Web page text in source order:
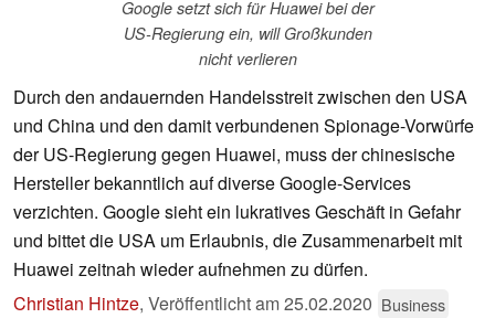
Google setzt sich für Huawei bei der
US-Regierung ein, will Großkunden
nicht verlieren
Durch den andauernden Handelsstreit zwischen den USA
und China und den damit verbundenen Spionage-Vorwürfe
der US-Regierung gegen Huawei, muss der chinesische
Hersteller bekanntlich auf diverse Google-Services
verzichten. Google sieht ein lukratives Geschäft in Gefahr
und bittet die USA um Erlaubnis, die Zusammenarbeit mit
Huawei zeitnah wieder aufnehmen zu dürfen.
Christian Hintze, Veröffentlicht am25.02.2020 Business